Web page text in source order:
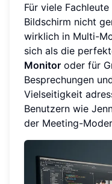
Für viele
Bildschirm nicht
wirklich in Multi-
sich als die
Monitor oder für
Besprechungen
Vielseitigkeit
Benutzern wie
der Meeting-